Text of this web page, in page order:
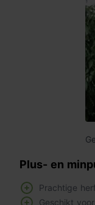
Plus- en
Prachtige
Geschikt